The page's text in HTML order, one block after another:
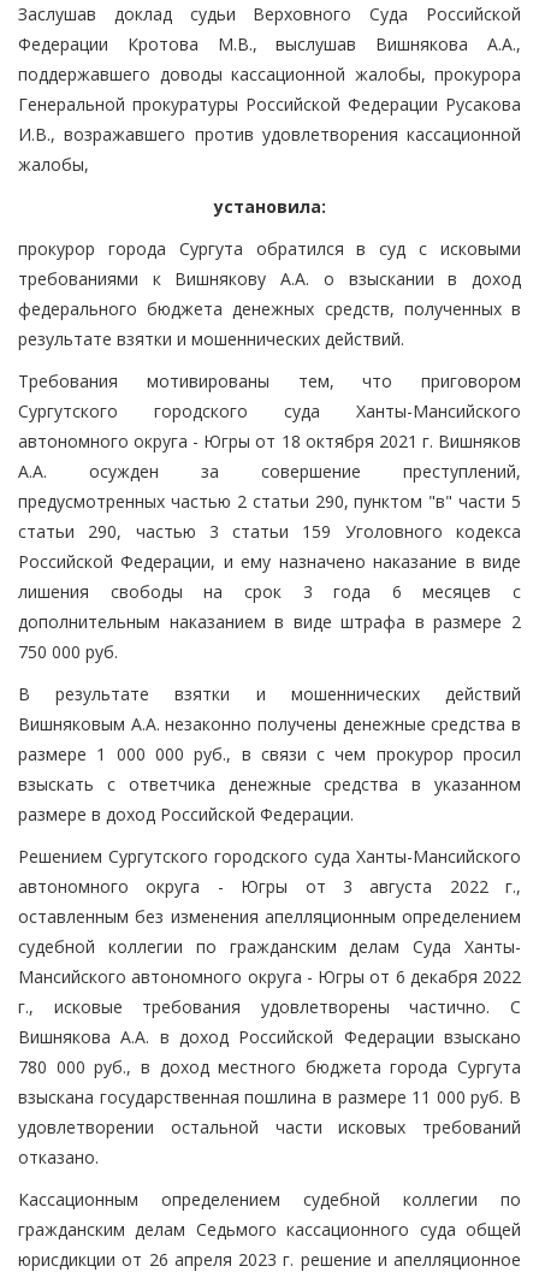
Заслушав доклад судьи Верховного Суда Российской
Федерации Кротова М.В., выслушав Вишнякова А.А.,
поддержавшего доводы кассационной жалобы, прокурора
Генеральной прокуратуры Российской Федерации Русакова
И.В., возражавшего против удовлетворения кассационной
жалобы,
установила:
прокурор города Сургута обратился в суд с исковыми
требованиями к Вишнякову А.А. о взыскании в доход
федерального бюджета денежных средств, полученных в
результате взятки и мошеннических действий.
Требования мотивированы тем, что приговором
Сургутского городского суда Ханты-Мансийского
автономного округа - Югры от 18 октября 2021 г. Вишняков
А.А. осужден за совершение преступлений,
предусмотренных частью 2 статьи 290, пунктом "в" части 5
статьи 290, частью 3 статьи 159 Уголовного кодекса
Российской Федерации, и ему назначено наказание в виде
лишения свободы на срок 3 года 6 месяцев с
дополнительным наказанием в виде штрафа в размере 2
750 000 руб.
В результате взятки и мошеннических действий
Вишняковым А.А. незаконно получены денежные средства в
размере 1 000 000 руб., в связи с чем прокурор просил
взыскать с ответчика денежные средства в указанном
размере в доход Российской Федерации.
Решением Сургутского городского суда Ханты-Мансийского
автономного округа - Югры от 3 августа 2022 г.,
оставленным без изменения апелляционным определением
судебной коллегии по гражданским делам Суда Ханты-
Мансийского автономного округа - Югры от 6 декабря 2022
г., исковые требования удовлетворены частично. С
Вишнякова А.А. в доход Российской Федерации взыскано
780 000 руб., в доход местного бюджета города Сургута
взыскана государственная пошлина в размере 11 000 руб. В
удовлетворении остальной части исковых требований
отказано.
Кассационным определением судебной коллегии по
гражданским делам Седьмого кассационного суда общей
юрисдикции от 26 апреля 2023 г. решение и апелляционное